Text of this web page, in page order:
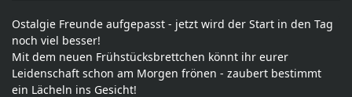
Ostalgie Freunde aufgepasst - jetzt wird der Start in den Tag
noch viel besser!
Mit dem neuen Frühstücksbrettchen könnt ihr eurer
Leidenschaft schon am Morgen frönen - zaubert bestimmt
ein Lächeln ins Gesicht!